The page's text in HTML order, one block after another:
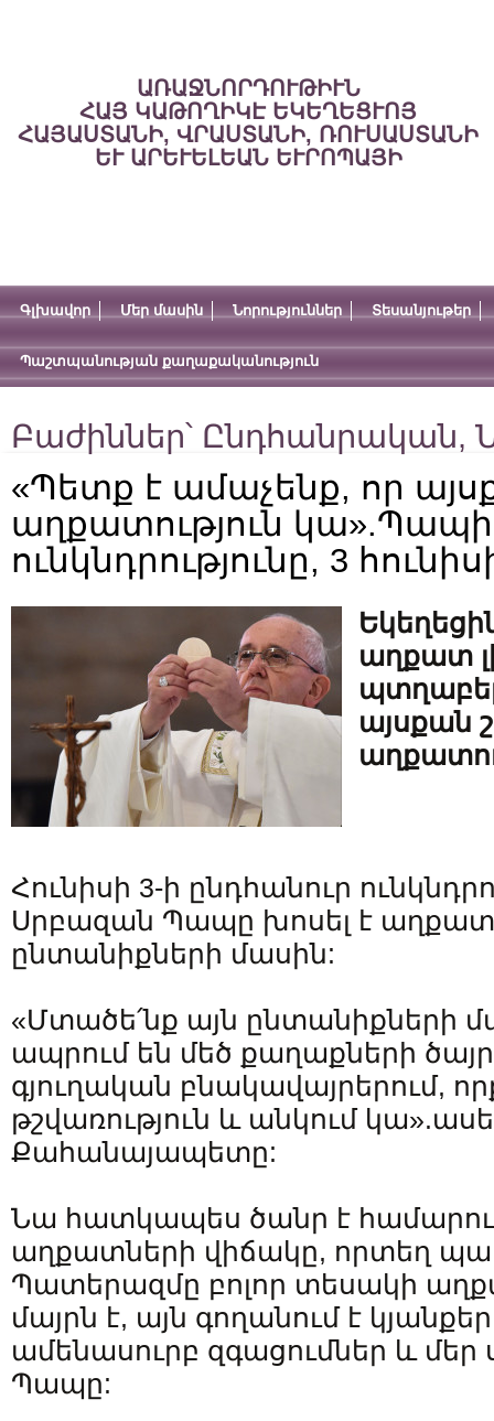
ԱՌԱՋՆՈՐԴՈՒԹԻՒՆ
ՀԱՅ ԿԱԹՈՂԻԿԷ ԵԿԵՂԵՑՒՈՅ
ՀԱՅԱՍՏԱՆԻ, ՎՐԱՍՏԱՆԻ, ՌՈՒՍԱՍՏԱՆԻ
ԵՒ ԱՐԵՒԵԼԵԱՆ ԵՒՐՈՊԱՅԻ
Գլխավոր Մեր մասին Նորություններ Տեսանյութեր
Պաշտպանության քաղաքականություն
Բաժիններ՝ Ընդհանրական,
«Պետք է ամաչենք, որ
աղքատություն
ունկնդրությունը, 3
աղքատ
այսքան
Հունիսի 3-ի ընդհանուր
Սրբազան Պապը խոսել է
ընտանիքների մասին:
«Մտածե՛նք այն ընտանիքների
ապրում են մեծ քաղաքների
գյուղական բնակավայրերում,
թշվառություն և անկում
Քահանայապետը:
Նա հատկապես ծանր է
աղքատների վիճակը, որտեղ
Պատերազմը բոլոր տեսակի
մայրն է, այն գողանում է
ամենասուրբ զգացումներ և մեր
Պապը: